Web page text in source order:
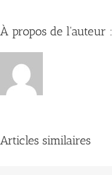
À propos de l'auteur :
Articles similaires